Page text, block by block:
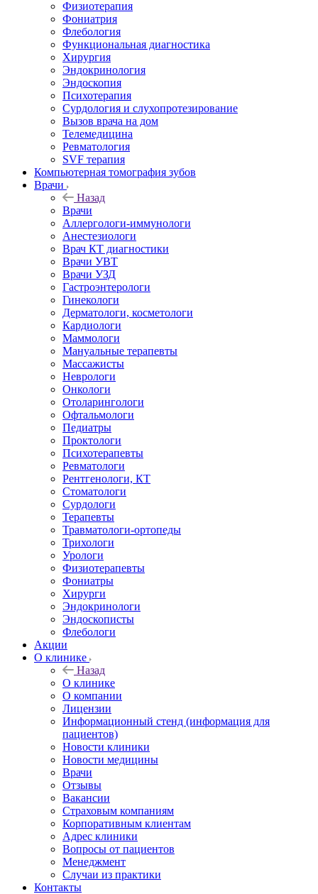
Физиотерапия
Фониатрия
Флебология
Функциональная диагностика
Хирургия
Эндокринология
Эндоскопия
Психотерапия
Сурдология и слухопротезирование
Вызов врача на дом
Телемедицина
Ревматология
SVF терапия
Компьютерная томография зубов
Врачи
Назад
Врачи
Аллергологи-иммунологи
Анестезиологи
Врач КТ диагностики
Врачи УВТ
Врачи УЗД
Гастроэнтерологи
Гинекологи
Дерматологи, косметологи
Кардиологи
Маммологи
Мануальные терапевты
Массажисты
Неврологи
Онкологи
Отоларингологи
Офтальмологи
Педиатры
Проктологи
Психотерапевты
Ревматологи
Рентгенологи, КТ
Стоматологи
Сурдологи
Терапевты
Травматологи-ортопеды
Трихологи
Урологи
Физиотерапевты
Фониатры
Хирурги
Эндокринологи
Эндоскописты
Флебологи
Акции
О клинике
Назад
О клинике
О компании
Лицензии
Информационный стенд (информация для
пациентов)
Новости клиники
Новости медицины
Врачи
Отзывы
Вакансии
Страховым компаниям
Корпоративным клиентам
Адрес клиники
Вопросы от пациентов
Менеджмент
Случаи из практики
Контакты